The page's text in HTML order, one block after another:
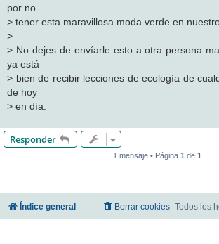
por no
> tener esta maravillosa moda verde en
>
> No dejes de envíarle esto a otra persona
ya está
> bien de recibir lecciones de ecología de
de hoy
> en día.
Responder
1 mensaje • Página 1 de 1
Índice general Todos los
Borrar cookies